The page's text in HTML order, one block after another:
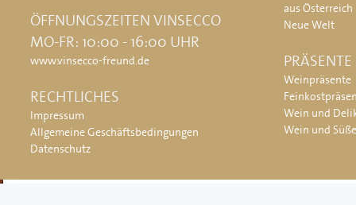
ÖFFNUNGSZEITEN VINSECCO
MO-FR: 10:00 - 16:00 UHR
www.vinsecco-freund.de
RECHTLICHES
Impressum
Allgemeine Geschäftsbedingungen
Datenschutz
aus Österreich
Neue Welt
PRÄSENTE
Weinpräsente
Wein und
Wein und